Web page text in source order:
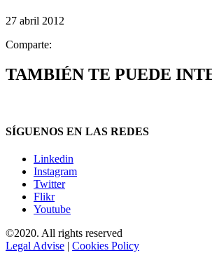
27 abril 2012
Comparte:
TAMBIÉN TE PUEDE
SÍGUENOS EN LAS REDES
Linkedin
Instagram
Twitter
Flikr
Youtube
©2020. All rights reserved
Legal Advise | Cookies Policy